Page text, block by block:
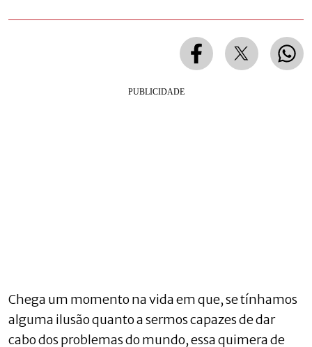
Chega um momento na vida em que, se tínhamos
alguma ilusão quanto a sermos capazes de dar
cabo dos problemas do mundo, essa quimera de